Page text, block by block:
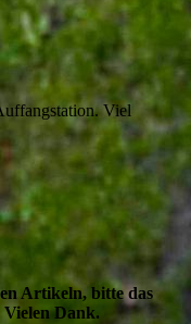
Viel
Artikeln, bitte das
Dank.